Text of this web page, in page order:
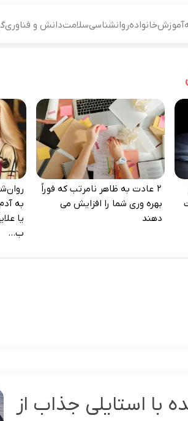
آموزشخانوادهروانشناسیسلامتدانش و فناوری
استایلی جذاب از
۲ عادت به‌ ظاهر نامرتب که فوراً
بهره‌ وری شما را افزایش می‌
دهند
به
یا
ب...